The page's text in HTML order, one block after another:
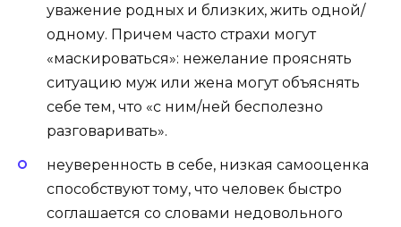
уважение родных и близких, жить одной/
одному. Причем часто страхи могут
«маскироваться»: нежелание прояснять
ситуацию муж или жена могут объяснять
себе тем, что «с ним/ней бесполезно
разговаривать».
неуверенность в себе, низкая самооценка
способствуют тому, что человек быстро
соглашается со словами недовольного